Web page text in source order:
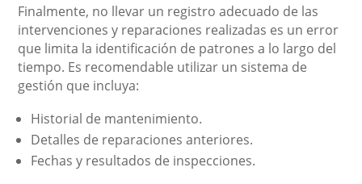
Finalmente, no llevar un registro adecuado de las
intervenciones y reparaciones realizadas es un error
que limita la identificación de patrones a lo largo del
tiempo. Es recomendable utilizar un sistema de
gestión que incluya:
Historial de mantenimiento.
Detalles de reparaciones anteriores.
Fechas y resultados de inspecciones.